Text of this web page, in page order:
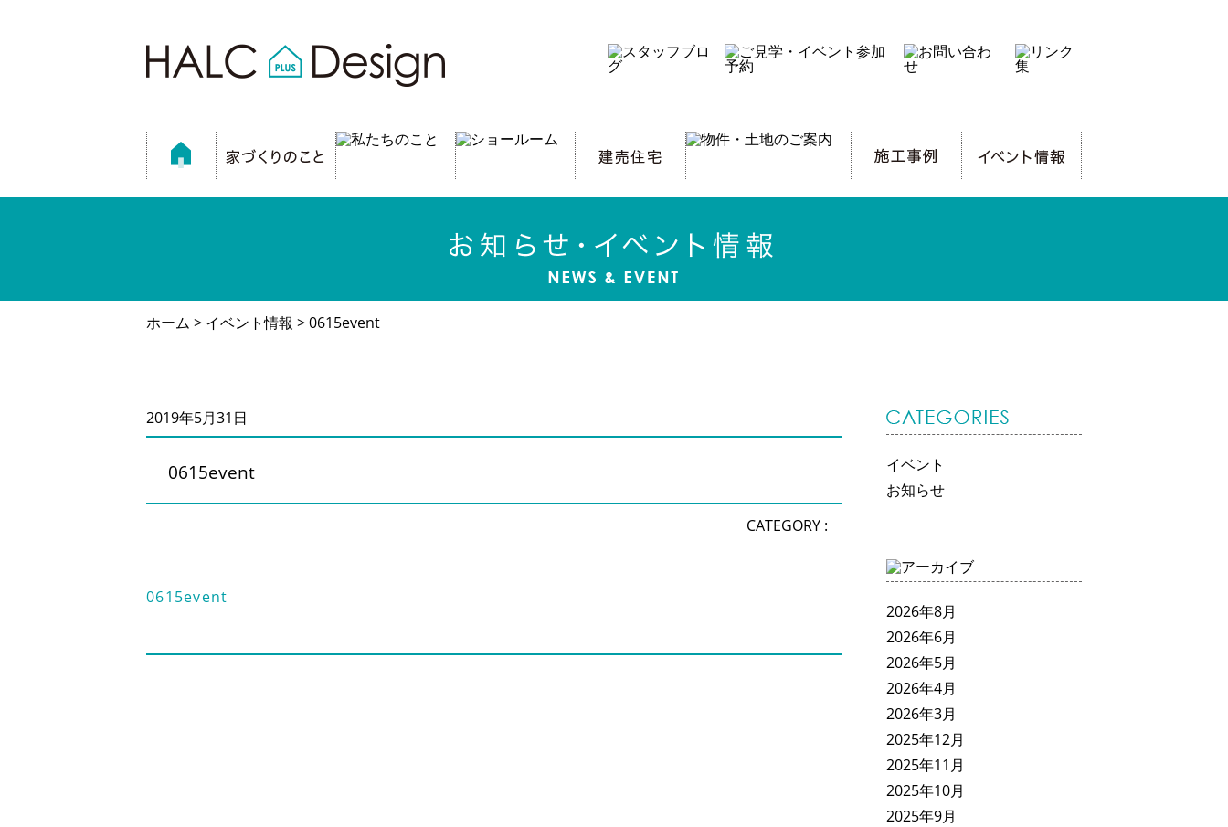
ホーム > イベント情報 > 0615event
2019年5月31日
0615event
CATEGORY :
0615event
イベント
お知らせ
2026年8月
2026年6月
2026年5月
2026年4月
2026年3月
2025年12月
2025年11月
2025年10月
2025年9月